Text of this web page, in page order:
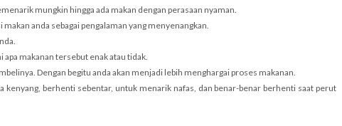
mungkin hingga ada makan dengan perasaan nyaman.
anda sebagai pengalaman yang menyenangkan.
makanan tersebut enak atau tidak.
Dengan begitu anda akan menjadi lebih menghargai proses makanan.
kenyang, berhenti sebentar, untuk menarik nafas, dan benar-benar berhenti saat perut